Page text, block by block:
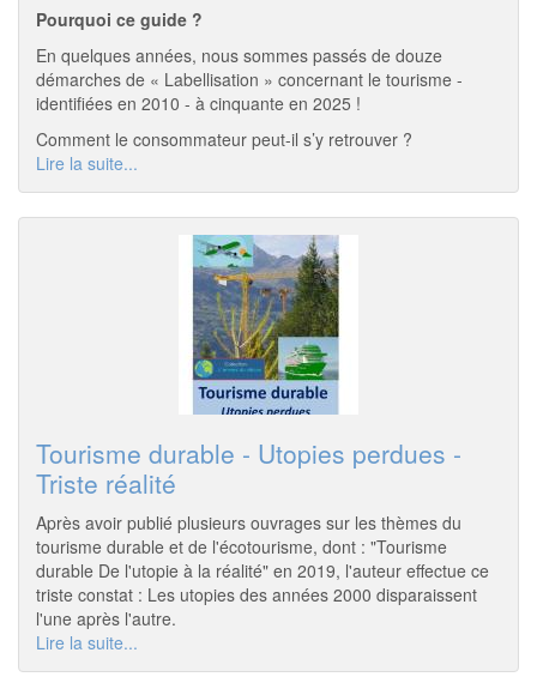
Pourquoi ce guide ?
En quelques années, nous sommes passés de douze
démarches de « Labellisation » concernant le tourisme -
identifiées en 2010 - à cinquante en 2025 !
Comment le consommateur peut-il s’y retrouver ?
Lire la suite...
Tourisme durable - Utopies perdues -
Triste réalité
Après avoir publié plusieurs ouvrages sur les thèmes du
tourisme durable et de l'écotourisme, dont : "Tourisme
durable De l'utopie à la réalité" en 2019, l'auteur effectue ce
triste constat : Les utopies des années 2000 disparaissent
l'une après l'autre.
Lire la suite...